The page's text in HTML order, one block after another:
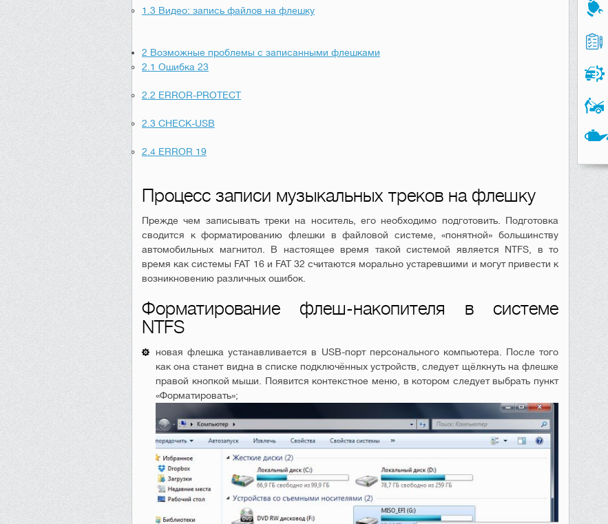
1.3 Видео: запись файлов на флешку
2 Возможные проблемы с записанными флешками
2.1 Ошибка 23
2.2 ERROR-PROTECT
2.3 CHECK-USB
2.4 ERROR 19
Процесс записи музыкальных треков на флешку
Прежде чем записывать треки на носитель, его необходимо подготовить. Подготовка
сводится к форматированию флешки в файловой системе, «понятной» большинству
автомобильных магнитол. В настоящее время такой системой является NTFS, в то
время как системы FAT 16 и FAT 32 считаются морально устаревшими и могут привести к
возникновению различных ошибок.
Форматирование флеш-накопителя в системе
NTFS
новая флешка устанавливается в USB-порт персонального компьютера. После того
как она станет видна в списке подключённых устройств, следует щёлкнуть на флешке
правой кнопкой мыши. Появится контекстное меню, в котором следует выбрать пункт
«Форматировать»;